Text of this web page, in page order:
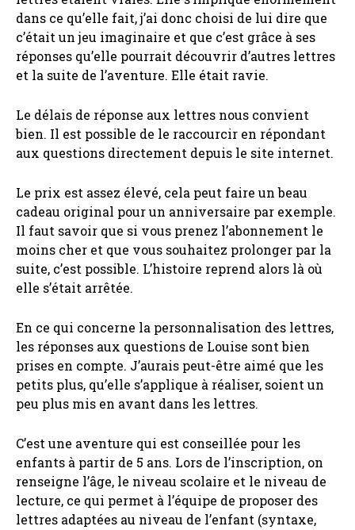
dans ce qu’elle fait, j’ai donc choisi de lui dire que
c’était un jeu imaginaire et que c’est grâce à ses
réponses qu’elle pourrait découvrir d’autres lettres
et la suite de l’aventure. Elle était ravie.
Le délais de réponse aux lettres nous convient
bien. Il est possible de le raccourcir en répondant
aux questions directement depuis le site internet.
Le prix est assez élevé, cela peut faire un beau
cadeau original pour un anniversaire par exemple.
Il faut savoir que si vous prenez l’abonnement le
moins cher et que vous souhaitez prolonger par la
suite, c’est possible. L’histoire reprend alors là où
elle s’était arrêtée.
En ce qui concerne la personnalisation des lettres,
les réponses aux questions de Louise sont bien
prises en compte. J’aurais peut-être aimé que les
petits plus, qu’elle s’applique à réaliser, soient un
peu plus mis en avant dans les lettres.
C’est une aventure qui est conseillée pour les
enfants à partir de 5 ans. Lors de l’inscription, on
renseigne l’âge, le niveau scolaire et le niveau de
lecture, ce qui permet à l’équipe de proposer des
lettres adaptées au niveau de l’enfant (syntaxe,